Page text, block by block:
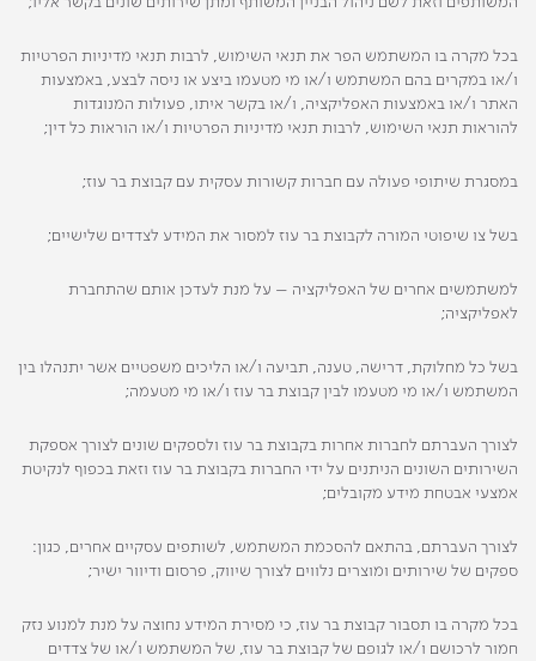
בכל מקרה בו המשתמש הפר את תנאי השימוש, לרבות תנאי מדיניות הפרטיות
ו/או במקרים בהם המשתמש ו/או מי מטעמו ביצע או ניסה לבצע, באמצעות
האתר ו/או באמצעות האפליקציה, ו/או בקשר איתו, פעולות המנוגדות
להוראות תנאי השימוש, לרבות תנאי מדיניות הפרטיות ו/או הוראות כל דין;
במסגרת שיתופי פעולה עם חברות קשורות עסקית עם קבוצת בר עוז;
בשל צו שיפוטי המורה לקבוצת בר עוז למסור את המידע לצדדים שלישיים;
למשתמשים אחרים של האפליקציה – על מנת לעדכן אותם שהתחברת
לאפליקציה;
בשל כל מחלוקת, דרישה, טענה, תביעה ו/או הליכים משפטיים אשר יתנהלו בין
המשתמש ו/או מי מטעמו לבין קבוצת בר עוז ו/או מי מטעמה;
לצורך העברתם לחברות אחרות בקבוצת בר עוז ולספקים שונים לצורך אספקת
השירותים השונים הניתנים על ידי החברות בקבוצת בר עוז וזאת בכפוף לנקיטת
אמצעי אבטחת מידע מקובלים;
לצורך העברתם, בהתאם להסכמת המשתמש, לשותפים עסקיים אחרים, כגון:
ספקים של שירותים ומוצרים נלווים לצורך שיווק, פרסום ודיוור ישיר;
בכל מקרה בו תסבור קבוצת בר עוז, כי מסירת המידע נחוצה על מנת למנוע נזק
חמור לרכושם ו/או לגופם של קבוצת בר עוז, של המשתמש ו/או של צדדים